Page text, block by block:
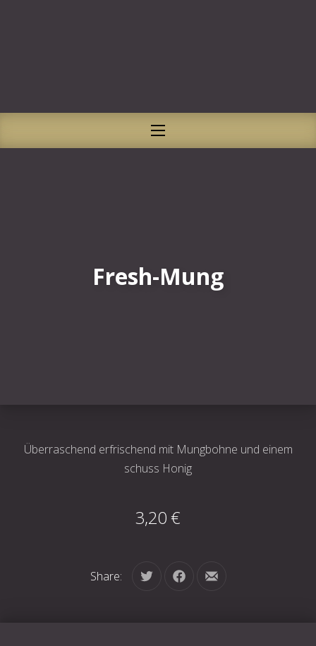
NAVIGATION
Fresh-Mung
Überraschend erfrischend mit Mungbohne und einem
schuss Honig
3,20 €
Share: Tweet Share on Facebook
Share by Email